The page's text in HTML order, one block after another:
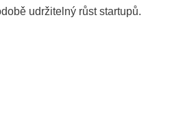
udržitelný růst startupů.